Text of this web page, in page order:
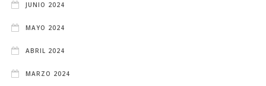
JUNIO 2024
MAYO 2024
ABRIL 2024
MARZO 2024